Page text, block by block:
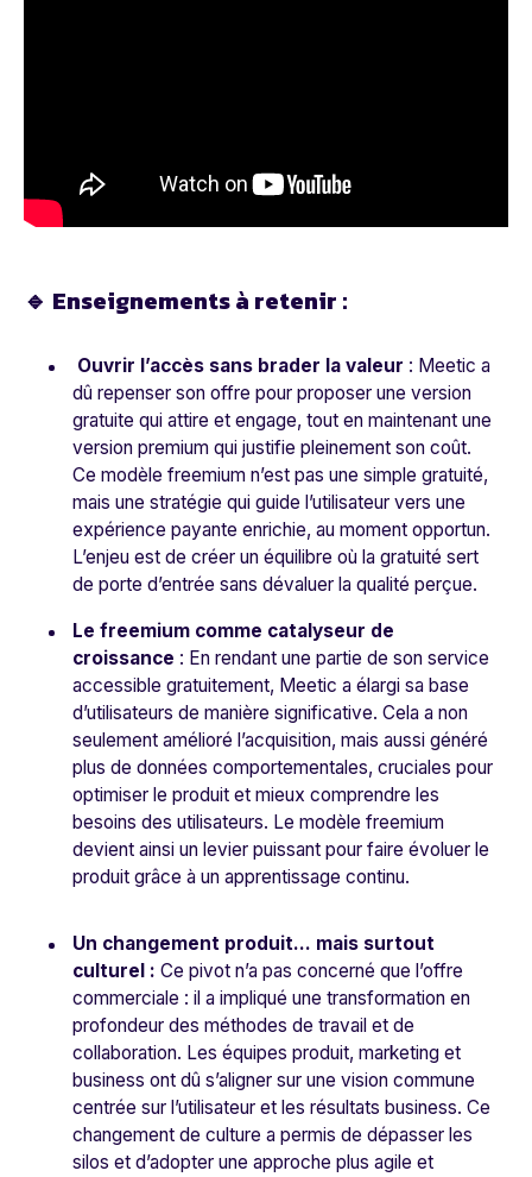
🔹 Enseignements à retenir :
Ouvrir l’accès sans brader la valeur : Meetic a
dû repenser son offre pour proposer une version
gratuite qui attire et engage, tout en maintenant une
version premium qui justifie pleinement son coût.
Ce modèle freemium n’est pas une simple gratuité,
mais une stratégie qui guide l’utilisateur vers une
expérience payante enrichie, au moment opportun.
L’enjeu est de créer un équilibre où la gratuité sert
de porte d’entrée sans dévaluer la qualité perçue.
Le freemium comme catalyseur de
croissance : En rendant une partie de son service
accessible gratuitement, Meetic a élargi sa base
d’utilisateurs de manière significative. Cela a non
seulement amélioré l’acquisition, mais aussi généré
plus de données comportementales, cruciales pour
optimiser le produit et mieux comprendre les
besoins des utilisateurs. Le modèle freemium
devient ainsi un levier puissant pour faire évoluer le
produit grâce à un apprentissage continu.
Un changement produit… mais surtout
culturel : Ce pivot n’a pas concerné que l’offre
commerciale : il a impliqué une transformation en
profondeur des méthodes de travail et de
collaboration. Les équipes produit, marketing et
business ont dû s’aligner sur une vision commune
centrée sur l’utilisateur et les résultats business. Ce
changement de culture a permis de dépasser les
silos et d’adopter une approche plus agile et